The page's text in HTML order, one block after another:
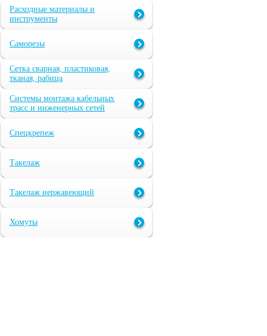
Расходные материалы и
инструменты
Саморезы
Сетка сварная, пластиковая,
тканая, рабица
Системы монтажа кабельных
трасс и инженерных сетей
Спецкрепеж
Такелаж
Такелаж нержавеющий
Хомуты